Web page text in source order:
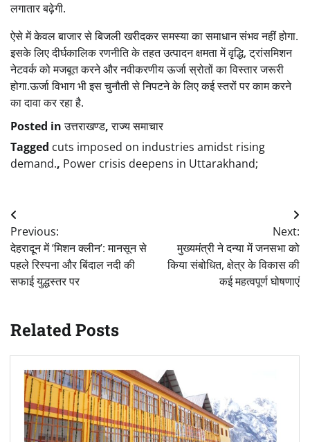
लगातार बढ़ेगी.
ऐसे में केवल बाजार से बिजली खरीदकर समस्या का समाधान संभव नहीं होगा.
इसके लिए दीर्घकालिक रणनीति के तहत उत्पादन क्षमता में वृद्धि, ट्रांसमिशन
नेटवर्क को मजबूत करने और नवीकरणीय ऊर्जा स्रोतों का विस्तार जरूरी
होगा.ऊर्जा विभाग भी इस चुनौती से निपटने के लिए कई स्तरों पर काम करने
का दावा कर रहा है.
Posted inउत्तराखण्ड,राज्य समाचार
Tagged cuts imposed on industries amidst rising
demand., Power crisis deepens in Uttarakhand;
Post
navigation
Previous:
देहरादून में ‘मिशन क्लीन’: मानसून से
पहले रिस्पना और बिंदाल नदी की
सफाई युद्धस्तर पर
Next:
मुख्यमंत्री ने दन्या में जनसभा को
किया संबोधित, क्षेत्र के विकास की
कई महत्वपूर्ण घोषणाएं
Related Posts